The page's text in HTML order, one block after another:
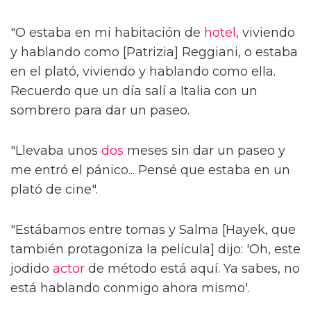
"O estaba en mi habitación de hotel , viviendo
y hablando como [Patrizia] Reggiani, o estaba
en el plató, viviendo y hablando como ella.
Recuerdo que un día salí a Italia con un
sombrero para dar un paseo.
"Llevaba unos dos meses sin dar un paseo y
me entró el pánico... Pensé que estaba en un
plató de cine".
"Estábamos entre tomas y Salma [Hayek, que
también protagoniza la película] dijo: 'Oh, este
jodido actor de método está aquí. Ya sabes, no
está hablando conmigo ahora mismo'.